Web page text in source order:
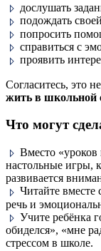
дослушать
подождать
попросить
справиться с
проявить
Согласитесь, это
жить в школьной
Что могут
Вместо
настольные игры,
развивается
Читайте вместе
речь и
Учите ребёнка
обиделся», «мне
стрессом в школе.